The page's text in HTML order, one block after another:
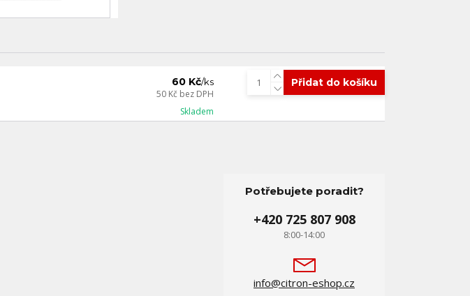
60 Kč/ks
50 Kč bez DPH
Skladem
Přidat do košíku
Potřebujete poradit?
+420 725 807 908
8:00-14:00
info@citron-eshop.cz